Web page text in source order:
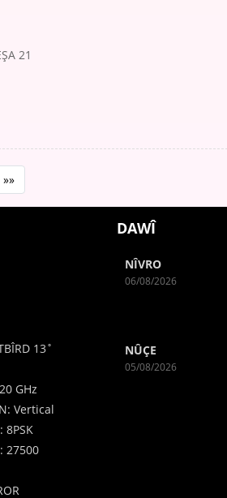
21
»»
13˚
GHz
Vertical
8PSK
27500
DAWÎ
NÎVRO
06/08/2026
NÛÇE
05/08/2026